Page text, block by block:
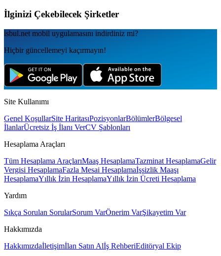
İlginizi Çekebilecek Şirketler
isbul.net mobil uygulamаsını indirdiniz mi?
Hiçbir güncellemeyi kaçırmayın!
Site Kullanımı
Genel KoşullarSite HaritasıPozisyonlarBölümlerBölgesel
İlanlarÜcretsiz İş İlanı VerCV Şablonları
Hesaplama Araçları
Tüm Hesaplama AraçlarıMaaş HesaplamaTazminat HesaplamaGelir
Vergisi HesaplamaFazla Mesai Hesaplamaİşsizlik Maaşı
HesaplamaYıllık İzin HesaplamaYıllık İzin Ücreti Hesaplama
Yardım
Sıkça Sorulan SorularSorum VarÖnerim VarŞikayetim Var
Hakkımızda
Hakkımızdaİletişimİlan Satın Alİş RehberiEditöryal Ekip